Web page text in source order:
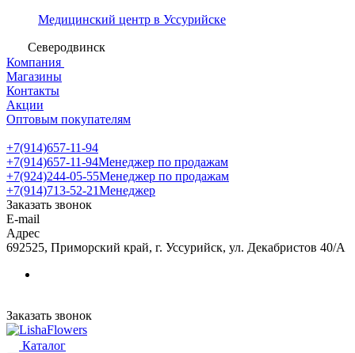
Медицинский центр в Уссурийске
Северодвинск
Компания
Магазины
Контакты
Акции
Оптовым покупателям
+7(914)657-11-94
+7(914)657-11-94Менеджер по продажам
+7(924)244-05-55Менеджер по продажам
+7(914)713-52-21Менеджер
Заказать звонок
E-mail
Адрес
692525, Приморский край, г. Уссурийск, ул. Декабристов 40/А
Заказать звонок
Каталог